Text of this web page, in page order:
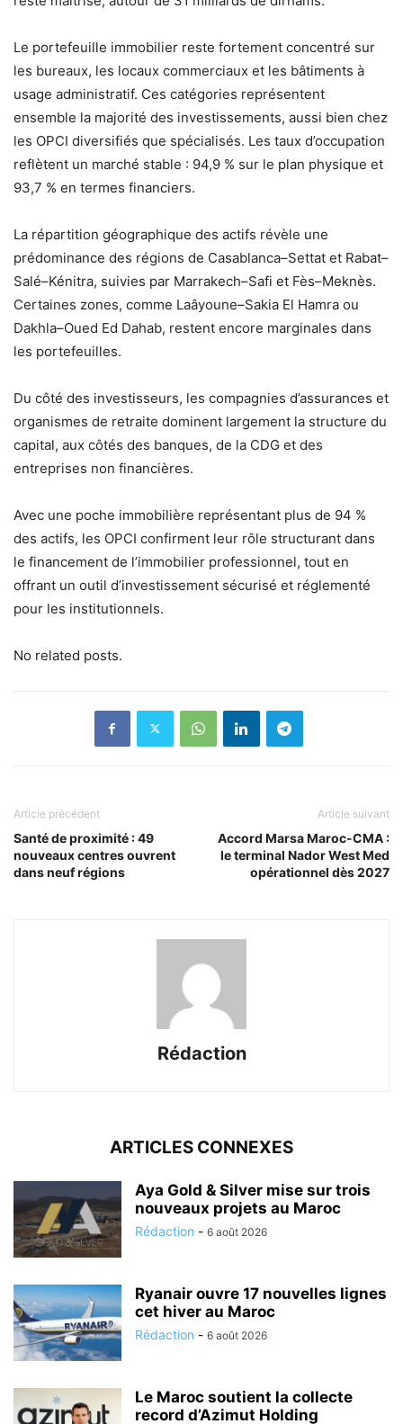
Le portefeuille immobilier reste fortement concentré sur
les bureaux, les locaux commerciaux et les bâtiments à
usage administratif. Ces catégories représentent
ensemble la majorité des investissements, aussi bien chez
les OPCI diversifiés que spécialisés. Les taux d’occupation
reflètent un marché stable : 94,9 % sur le plan physique et
93,7 % en termes financiers.
La répartition géographique des actifs révèle une
prédominance des régions de Casablanca–Settat et Rabat–
Salé–Kénitra, suivies par Marrakech–Safi et Fès–Meknès.
Certaines zones, comme Laâyoune–Sakia El Hamra ou
Dakhla–Oued Ed Dahab, restent encore marginales dans
les portefeuilles.
Du côté des investisseurs, les compagnies d’assurances et
organismes de retraite dominent largement la structure du
capital, aux côtés des banques, de la CDG et des
entreprises non financières.
Avec une poche immobilière représentant plus de 94 %
des actifs, les OPCI confirment leur rôle structurant dans
le financement de l’immobilier professionnel, tout en
offrant un outil d’investissement sécurisé et réglementé
pour les institutionnels.
No related posts.
Article précédent
Santé de proximité : 49
nouveaux centres ouvrent
dans neuf régions
Article suivant
Accord Marsa Maroc-CMA :
le terminal Nador West Med
opérationnel dès 2027
Rédaction
ARTICLES CONNEXES
Aya Gold & Silver mise sur trois
nouveaux projets au Maroc
Rédaction - 6 août 2026
Ryanair ouvre 17 nouvelles lignes
cet hiver au Maroc
Rédaction - 6 août 2026
Le Maroc soutient la collecte
record d’Azimut Holding